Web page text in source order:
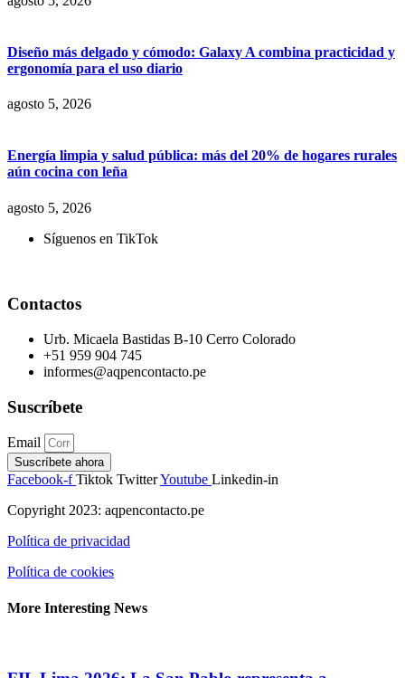
Diseño más delgado y cómodo: Galaxy A combina practicidad y
ergonomía para el uso diario
agosto 5, 2026
Energía limpia y salud pública: más del 20% de hogares rurales
aún cocina con leña
agosto 5, 2026
Síguenos en TikTok
Contactos
Urb. Micaela Bastidas B-10 Cerro Colorado
+51 959 904 745
informes@aqpencontacto.pe
Suscríbete
Email
Suscríbete ahora
Facebook-f Tiktok TwitterYoutube Linkedin-in
Copyright 2023: aqpencontacto.pe
Política de privacidad
Política de cookies
More Interesting News